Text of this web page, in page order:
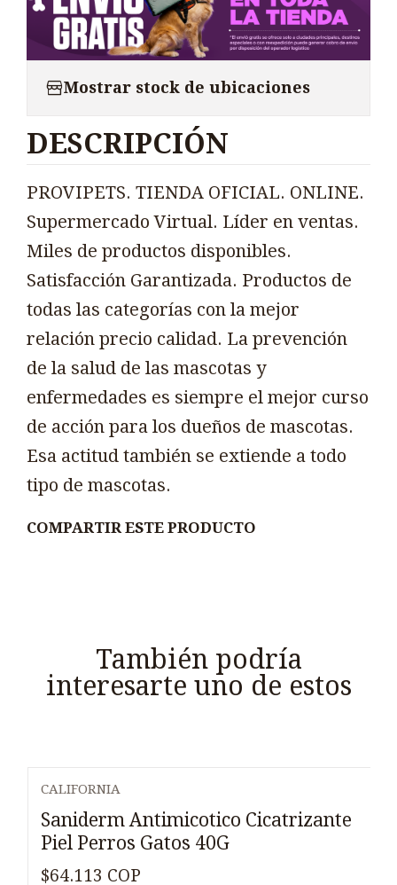
Mostrar stock de ubicaciones
DESCRIPCIÓN
PROVIPETS. TIENDA OFICIAL. ONLINE.
Supermercado Virtual. Líder en ventas.
Miles de productos disponibles.
Satisfacción Garantizada. Productos de
todas las categorías con la mejor
relación precio calidad. La prevención
de la salud de las mascotas y
enfermedades es siempre el mejor curso
de acción para los dueños de mascotas.
Esa actitud también se extiende a todo
tipo de mascotas.
COMPARTIR ESTE PRODUCTO
También podría
interesarte uno de estos
CALIFORNIA
Saniderm Antimicotico Cicatrizante
Piel Perros Gatos 40G
$64.113 COP